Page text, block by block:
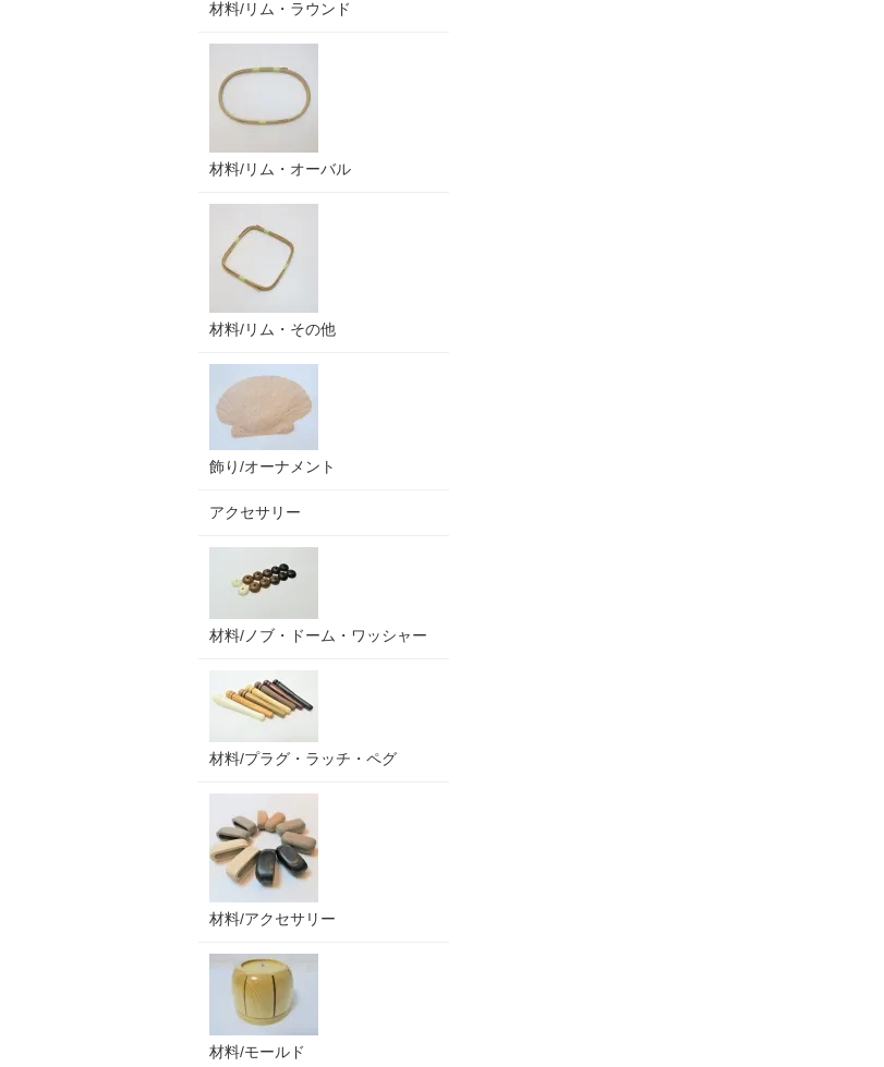
材料/リム・ラウンド
材料/リム・オーバル
材料/リム・その他
飾り/オーナメント
アクセサリー
材料/ノブ・ドーム・ワッシャー
材料/プラグ・ラッチ・ペグ
材料/アクセサリー
材料/モールド